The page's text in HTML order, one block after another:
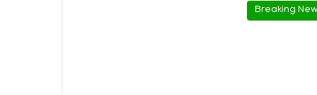
Breaking